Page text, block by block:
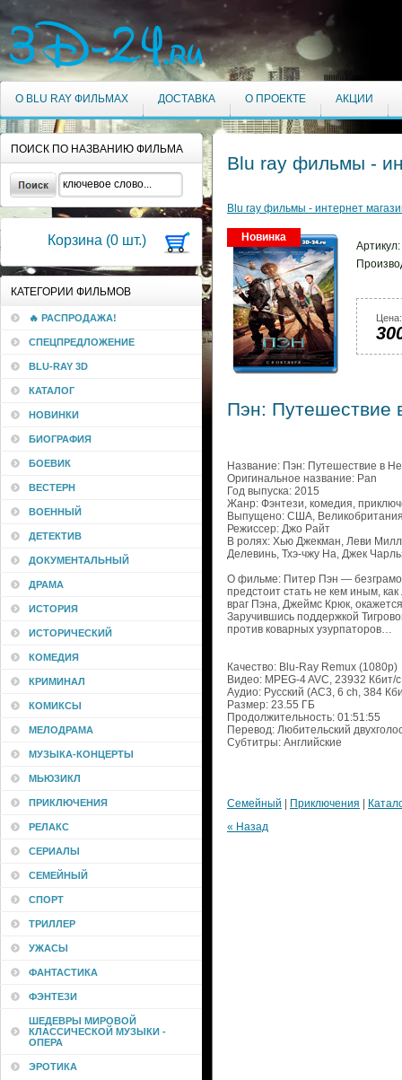
О BLU RAY ФИЛЬМАХ ДОСТАВКА О ПРОЕКТЕ АКЦИИ
ПОИСК ПО НАЗВАНИЮ ФИЛЬМА
Корзина (0 шт.)
КАТЕГОРИИ ФИЛЬМОВ
🔥 РАСПРОДАЖА!
СПЕЦПРЕДЛОЖЕНИЕ
BLU-RAY 3D
КАТАЛОГ
НОВИНКИ
БИОГРАФИЯ
БОЕВИК
ВЕСТЕРН
ВОЕННЫЙ
ДЕТЕКТИВ
ДОКУМЕНТАЛЬНЫЙ
ДРАМА
ИСТОРИЯ
ИСТОРИЧЕСКИЙ
КОМЕДИЯ
КРИМИНАЛ
КОМИКСЫ
МЕЛОДРАМА
МУЗЫКА-КОНЦЕРТЫ
МЬЮЗИКЛ
ПРИКЛЮЧЕНИЯ
РЕЛАКС
СЕРИАЛЫ
СЕМЕЙНЫЙ
СПОРТ
ТРИЛЛЕР
УЖАСЫ
ФАНТАСТИКА
ФЭНТЕЗИ
ШЕДЕВРЫ МИРОВОЙ
КЛАССИЧЕСКОЙ МУЗЫКИ -
ОПЕРА
ЭРОТИКА
Blu ray фильмы -
Blu ray фильмы - интернет
Новинка
Артикул:
Цена:
Пэн: Путешествие
Название: Пэн: Путешествие в
Оригинальное название: Pan
Год выпуска: 2015
Жанр: Фэнтези, комедия,
Выпущено: США,
Режиссер: Джо Райт
В ролях: Хью Джекман, Леви
Делевинь, Тхэ-чжу На, Джек
О фильме: Питер Пэн —
предстоит стать не кем иным,
враг Пэна, Джеймс Крюк,
Заручившись поддержкой
против коварных узурпаторов…
Качество: Blu-Ray Remux (1080p)
Видео: MPEG-4 AVC, 23932 Кбит/
Аудио: Русский (AC3, 6 ch, 384
Размер: 23.55 ГБ
Продолжительность: 01:51:55
Перевод: Любительский
Субтитры: Английские
Семейный Приключения
« Назад